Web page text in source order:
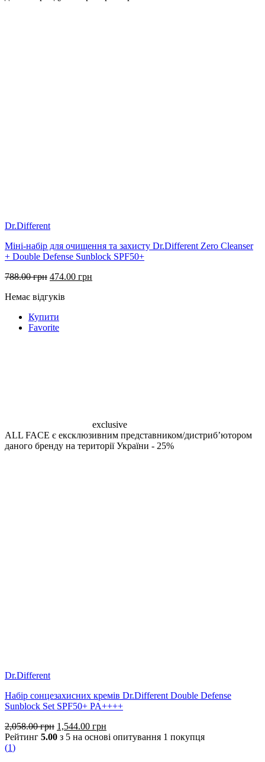
Dr.Different
Міні-набір для очищення та захисту Dr.Different Zero Cleanser
+ Double Defense Sunblock SPF50+
788.00грн Оригінальна
788.00 грн.
474.00 грн
Немає відгуків
Купити
Favorite
exclusive
ALL FACE є ексклюзивним представником/дистрибʼютором
даного бренду на території України - 25%
Dr.Different
Набір сонцезахисних кремів Dr.Different Double Defense
Sunblock Set SPF50+ PA++++
2,058.00грн Оригінальна
ціна:
1,544.00 грн
ціна:
Рейтинг 5.00 з 5 на основі опитування 1 покупця
(1)